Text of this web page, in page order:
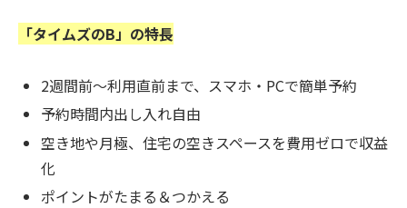
「タイムズのB」の特長
2週間前～利用直前まで、スマホ・PCで簡単予約
予約時間内出し入れ自由
空き地や月極、住宅の空きスペースを費用ゼロで収益
化
ポイントがたまる＆つかえる